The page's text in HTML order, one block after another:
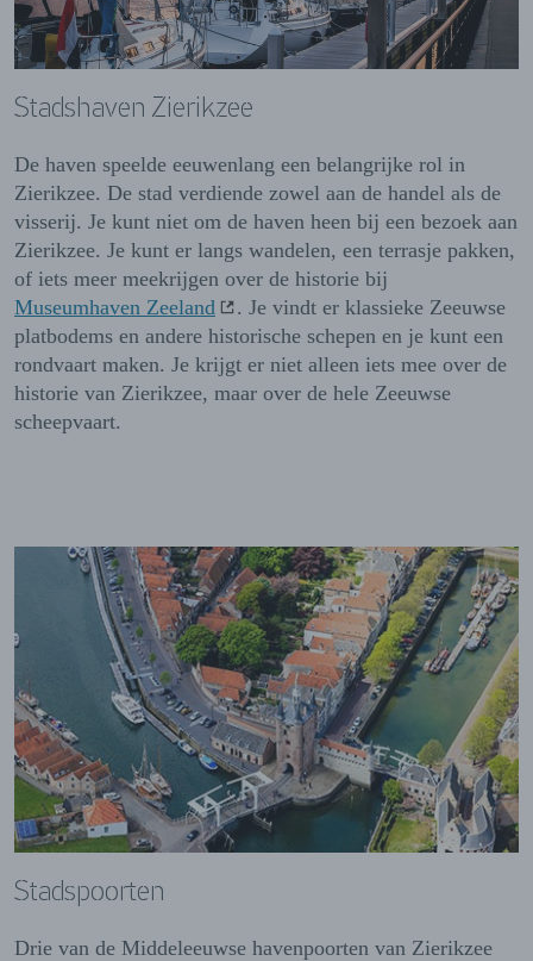
Stadshaven Zierikzee
De haven speelde eeuwenlang een belangrijke rol in
Zierikzee. De stad verdiende zowel aan de handel als de
visserij. Je kunt niet om de haven heen bij een bezoek aan
Zierikzee. Je kunt er langs wandelen, een terrasje pakken,
of iets meer meekrijgen over de historie bij
Museumhaven Zeeland
. Je vindt er klassieke Zeeuwse
platbodems en andere historische schepen en je kunt een
rondvaart maken. Je krijgt er niet alleen iets mee over de
historie van Zierikzee, maar over de hele Zeeuwse
scheepvaart.
Stadspoorten
Drie van de Middeleeuwse havenpoorten van Zierikzee